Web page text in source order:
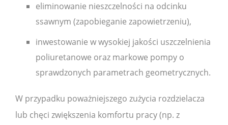
eliminowanie nieszczelności na odcinku
ssawnym (zapobieganie zapowietrzeniu),
inwestowanie w wysokiej jakości uszczelnienia
poliuretanowe oraz markowe pompy o
sprawdzonych parametrach geometrycznych.
W przypadku poważniejszego zużycia rozdzielacza
lub chęci zwiększenia komfortu pracy (np. z